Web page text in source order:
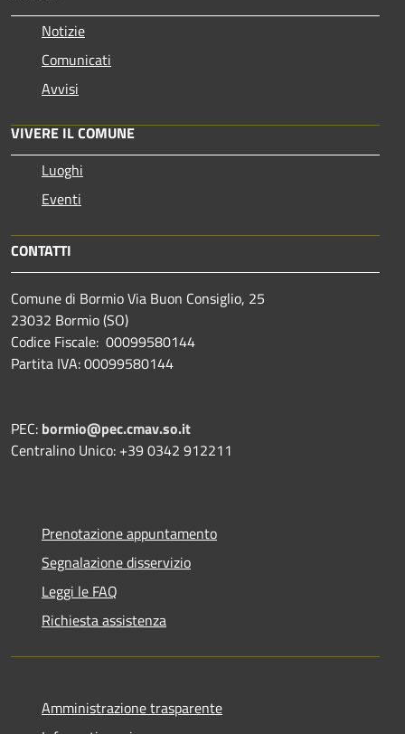
Notizie
Comunicati
Avvisi
VIVERE IL COMUNE
Luoghi
Eventi
CONTATTI
Comune di Bormio Via Buon Consiglio, 25
23032 Bormio (SO)
Codice Fiscale: 00099580144
Partita IVA: 00099580144
PEC: bormio@pec.cmav.so.it
Centralino Unico: +39 0342 912211
Prenotazione appuntamento
Segnalazione disservizio
Leggi le FAQ
Richiesta assistenza
Amministrazione trasparente